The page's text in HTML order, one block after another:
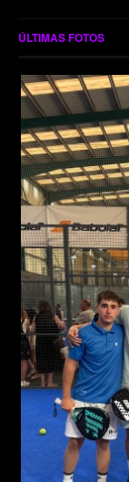
ÚLTIMAS FOTOS